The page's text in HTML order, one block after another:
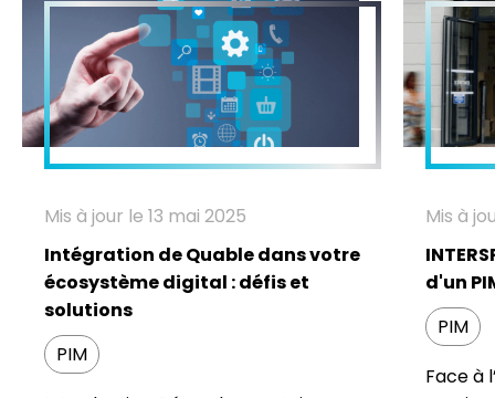
Mis à jour le 13 mai 2025
Intégration de Quable dans votre
écosystème digital : défis et
solutions
PIM
Mis à
d'un
PIM
Face à